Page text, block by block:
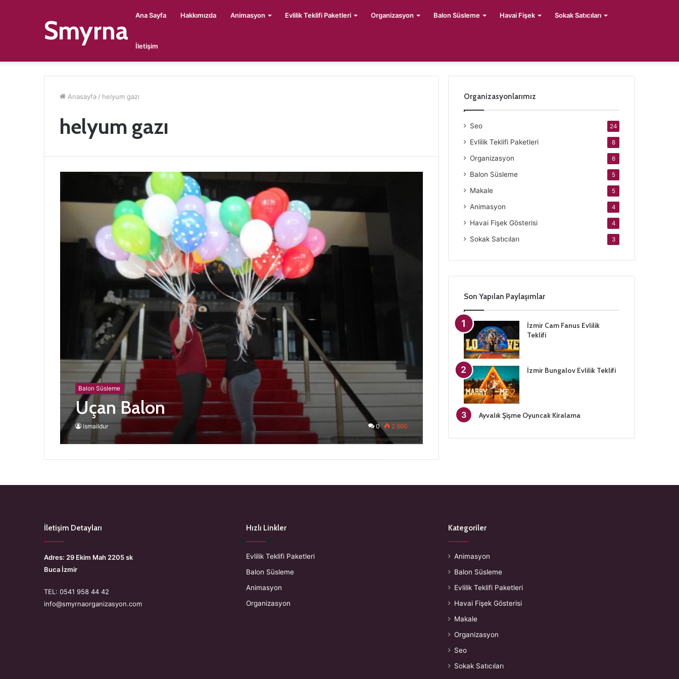
Smyrna Ana Sayfa Hakkımızda Animasyon Evlilik Teklifi Paketleri Organizasyon Balon Süsleme Havai Fişek Sokak Satıcıları
İletişim
Anasayfa / helyum gazı
helyum gazı
Balon Süsleme
Uçan Balon
ismaildur 0 2.660
Organizasyonlarımız
Seo 24
Evlilik Teklifi Paketleri 8
Organizasyon 6
Balon Süsleme 5
Makale 5
Animasyon 4
Havai Fişek Gösterisi 4
Sokak Satıcıları 3
Son Yapılan Paylaşımlar
İzmir Cam Fanus Evlilik
Teklifi
İzmir Bungalov Evlilik Teklifi
Ayvalık Şişme Oyuncak Kiralama
İletişim Detayları
Adres: 29 Ekim Mah 2205 sk
Buca İzmir
TEL: 0541 958 44 42
info@smyrnaorganizasyon.com
Hızlı Linkler
Evlilik Teklifi Paketleri
Balon Süsleme
Animasyon
Organizasyon
Kategoriler
Animasyon
Balon Süsleme
Evlilik Teklifi Paketleri
Havai Fişek Gösterisi
Makale
Organizasyon
Seo
Sokak Satıcıları